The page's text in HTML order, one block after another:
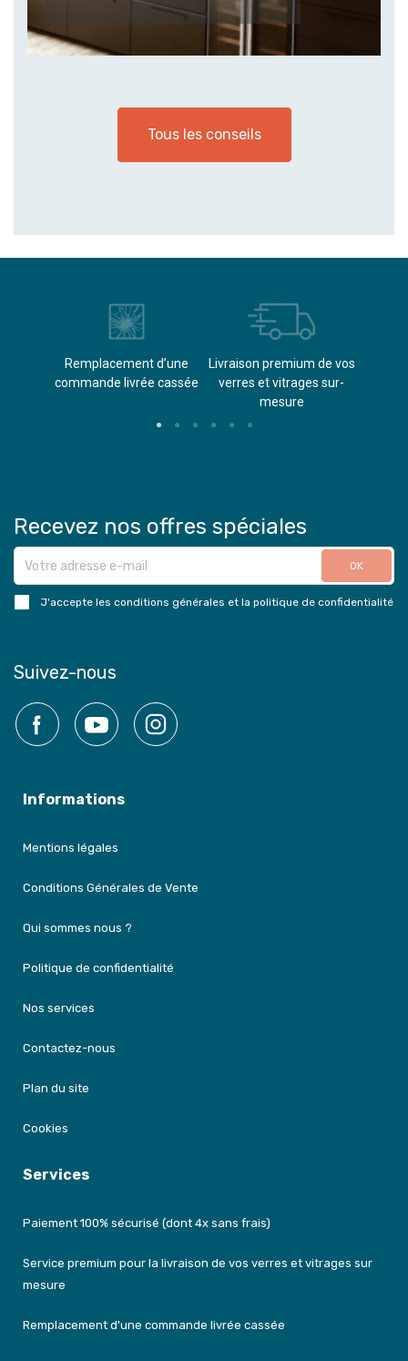
Tous les conseils
Remplacement d’une
commande livrée cassée​
Livraison premium de vos
verres et vitrages sur-
mesure
Recevez nos offres spéciales
J'accepte les conditions générales et la politique de confidentialité
Suivez-nous
Facebook YouTube
Informations
Mentions légales
Conditions Générales de Vente
Qui sommes nous ?
Politique de confidentialité
Nos services
Contactez-nous
Plan du site
Cookies
Services
Paiement 100% sécurisé (dont 4x sans frais)
Service premium pour la livraison de vos verres et vitrages sur
mesure
Remplacement d'une commande livrée cassée